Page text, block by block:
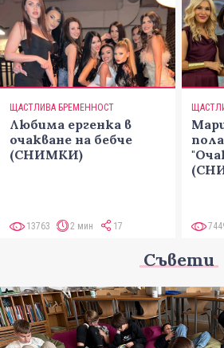
ЩАСТЛИВА БРЕМЕННОСТ
Любима ергенка в
очакване на бебче
(СНИМКИ)
13763 2 мин 17
Съвети